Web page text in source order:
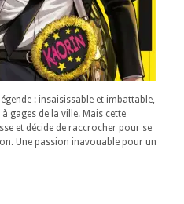
: insaisissable et imbattable,
à gages de la ville. Mais cette
et décide de raccrocher pour se
Une passion inavouable pour un